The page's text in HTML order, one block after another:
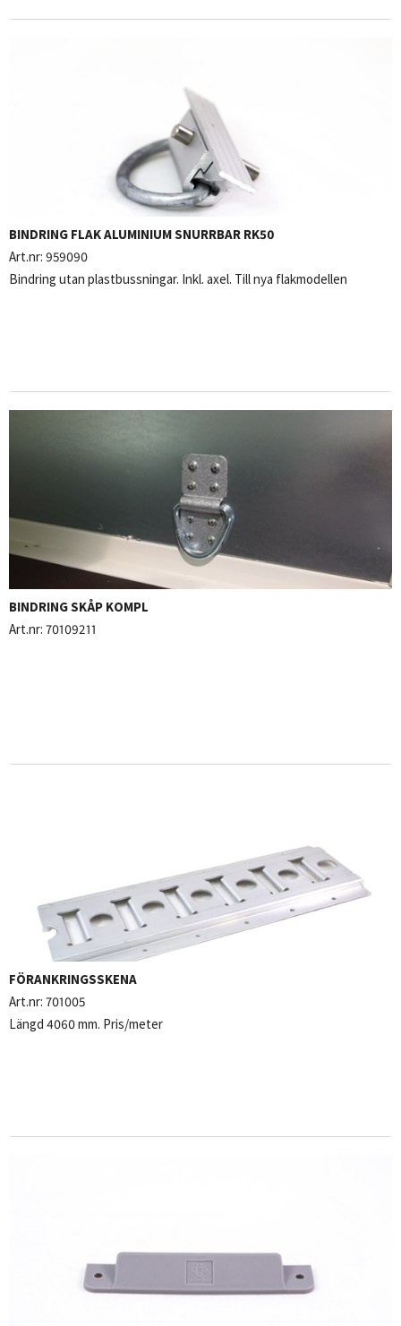
BINDRING FLAK ALUMINIUM SNURRBAR RK50
Art.nr: 959090
Bindring utan plastbussningar. Inkl. axel. Till nya flakmodellen
BINDRING SKÅP KOMPL
Art.nr: 70109211
FÖRANKRINGSSKENA
Art.nr: 701005
Längd 4060 mm. Pris/meter